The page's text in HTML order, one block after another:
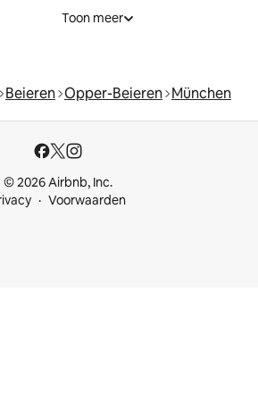
Toon meer
Beieren Opper-Beieren München
© 2026 Airbnb, Inc.
Voorwaarden